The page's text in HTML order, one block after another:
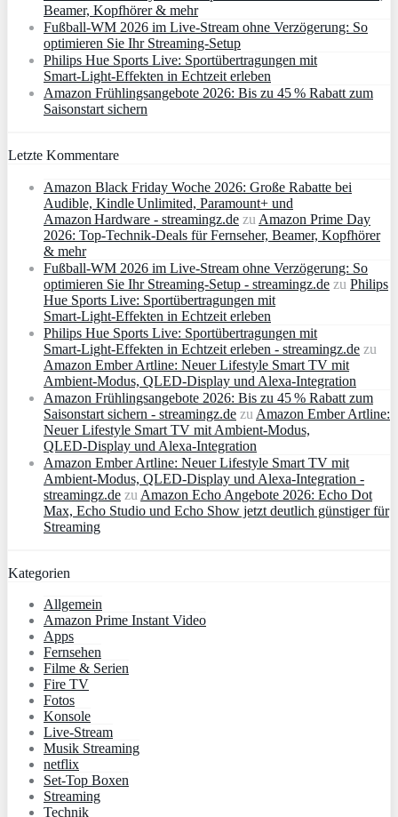
Beamer, Kopfhörer & mehr
Fußball-WM 2026 im Live-Stream ohne Verzögerung: So
optimieren Sie Ihr Streaming-Setup
Philips Hue Sports Live: Sportübertragungen mit
Smart‑Light‑Effekten in Echtzeit erleben
Amazon Frühlingsangebote 2026: Bis zu 45 % Rabatt zum
Saisonstart sichern
Letzte Kommentare
Amazon Black Friday Woche 2026: Große Rabatte bei
Audible, Kindle Unlimited, Paramount+ und
Amazon Hardware - streamingz.de zuAmazon Prime Day
2026: Top-Technik-Deals für Fernseher, Beamer, Kopfhörer
& mehr
Fußball-WM 2026 im Live-Stream ohne Verzögerung: So
optimieren Sie Ihr Streaming-Setup - streamingz.de zu Philips
Hue Sports Live: Sportübertragungen mit
Smart‑Light‑Effekten in Echtzeit erleben
Philips Hue Sports Live: Sportübertragungen mit
Smart‑Light‑Effekten in Echtzeit erleben - streamingz.de zu
Amazon Ember Artline: Neuer Lifestyle Smart TV mit
Ambient‑Modus, QLED‑Display und Alexa‑Integration
Amazon Frühlingsangebote 2026: Bis zu 45 % Rabatt zum
Saisonstart sichern - streamingz.de zuAmazon Ember Artline:
Neuer Lifestyle Smart TV mit Ambient‑Modus,
QLED‑Display und Alexa‑Integration
Amazon Ember Artline: Neuer Lifestyle Smart TV mit
Ambient‑Modus, QLED‑Display und Alexa‑Integration -
streamingz.de zuAmazon Echo Angebote 2026: Echo Dot
Max, Echo Studio und Echo Show jetzt deutlich günstiger für
Streaming
Kategorien
Allgemein
Amazon Prime Instant Video
Apps
Fernsehen
Filme & Serien
Fire TV
Fotos
Konsole
Live-Stream
Musik Streaming
netflix
Set-Top Boxen
Streaming
Technik